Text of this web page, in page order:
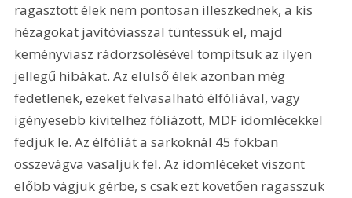
ragasztott élek nem pontosan illeszkednek, a kis
hézagokat javítóviasszal tüntessük el, majd
keményviasz rádörzsölésével tompítsuk az ilyen
jellegű hibákat. Az elülső élek azonban még
fedetlenek, ezeket felvasalható élfóliával, vagy
igényesebb kivitelhez fóliázott, MDF idomlécekkel
fedjük le. Az élfóliát a sarkoknál 45 fokban
összevágva vasaljuk fel. Az idomléceket viszont
előbb vágjuk gérbe, s csak ezt követően ragasszuk